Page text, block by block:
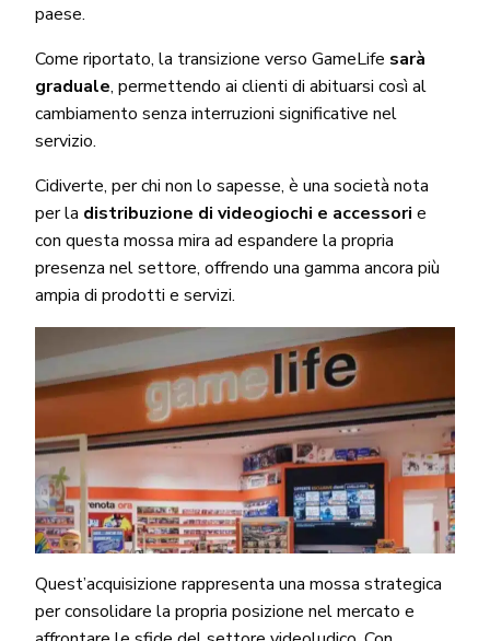
paese.
Come riportato, la transizione verso GameLife sarà
graduale, permettendo ai clienti di abituarsi così al
cambiamento senza interruzioni significative nel
servizio.
Cidiverte, per chi non lo sapesse, è una società nota
per la distribuzione di videogiochi e accessori e
con questa mossa mira ad espandere la propria
presenza nel settore, offrendo una gamma ancora più
ampia di prodotti e servizi.
Quest’acquisizione rappresenta una mossa strategica
per consolidare la propria posizione nel mercato e